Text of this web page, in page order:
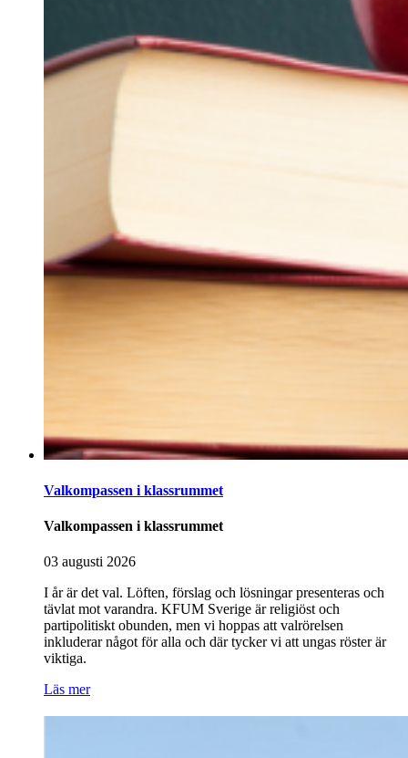
Valkompassen i klassrummet
Valkompassen i klassrummet
03 augusti 2026
I år är det val. Löften, förslag och lösningar presenteras och
tävlat mot varandra. KFUM Sverige är religiöst och
partipolitiskt obunden, men vi hoppas att valrörelsen
inkluderar något för alla och där tycker vi att ungas röster är
viktiga.
Läs mer